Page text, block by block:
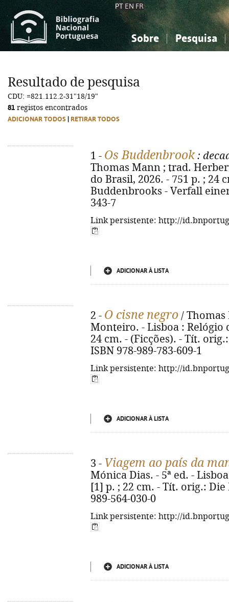
PT EN FR
Sobre Pesquisa
Ciências sociais...
Ciências sociais...
Resultado de pesquisa
CDU: =821.112.2-31"18/19"
81 registos encontrados
ADICIONAR TODOS RETIRAR TODOS
1 - Os Buddenbrook:
Thomas Mann ; trad.
do Brasil, 2026. - 751 p. ; 24
Buddenbrooks - Verfall
343-7
Link persistente: http://
ADICIONAR À LISTA
2 - O cisne negro /
Monteiro. - Lisboa : Relógio
24 cm. - (Ficções). - Tít.
ISBN 978-989-783-609-1
Link persistente: http://
ADICIONAR À LISTA
3 - Viagem ao país da
Mónica Dias. - 5ª ed. -
[1] p. ; 22 cm. - Tít. orig.:
989-564-030-0
Link persistente: http://
ADICIONAR À LISTA